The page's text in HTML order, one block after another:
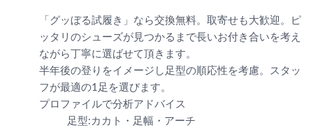
「グッぼる試履き」なら交換無料。取寄せも大歓迎。ピ
ッタリのシューズが見つかるまで長いお付き合いを考え
ながら丁寧に選ばせて頂きます。
半年後の登りをイメージし足型の順応性を考慮。スタッ
フが最適の1足を選びます。
プロファイルで分析アドバイス
足型:カカト・足幅・アーチ